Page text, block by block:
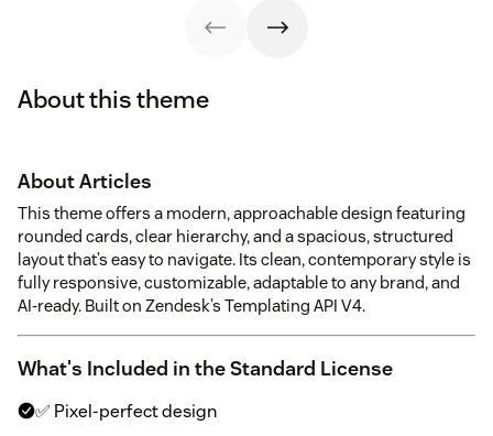
About this theme
About Articles
This theme offers a modern, approachable design featuring
rounded cards, clear hierarchy, and a spacious, structured
layout that’s easy to navigate. Its clean, contemporary style is
fully responsive, customizable, adaptable to any brand, and
AI-ready. Built on Zendesk’s Templating API V4.
What's Included in the Standard License
✅ Pixel-perfect design